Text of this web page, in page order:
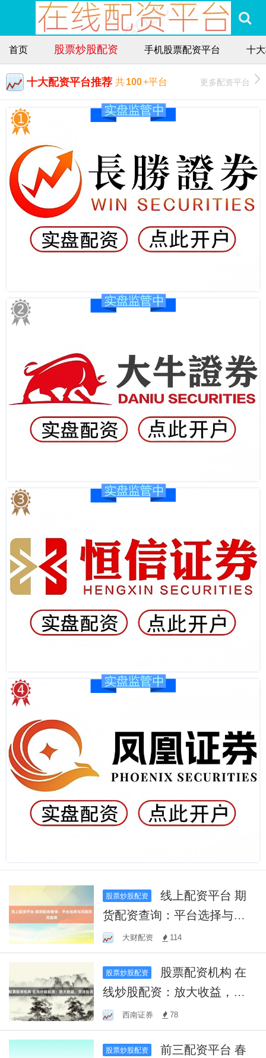
首页 股票炒股配资 手机股票配资平台 十
十大配资平台推荐 共100+平台 更多配资平台
股票炒股配资
线上配资平台 期
货配资查询：平台选择与风
险防范指南
大财配资 114
股票炒股配资
线炒股配资：放大收益，灵
活投资！
西南证券 78
股票炒股配资
前三配资平台 春